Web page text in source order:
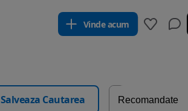
Vinde acum
Salveaza Cautarea